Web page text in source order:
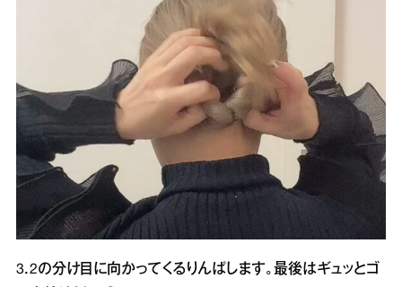
3．2の分け目に向かってくるりんぱします。最後はギュッとゴ